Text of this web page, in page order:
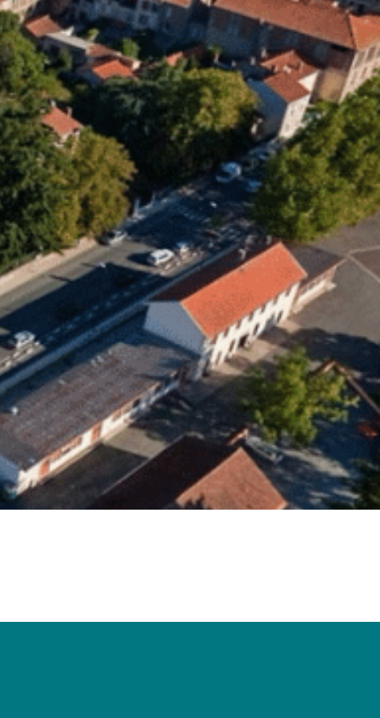
Services pratiques 18 °C